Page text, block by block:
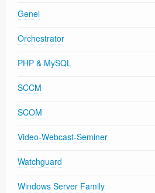
Genel
Orchestrator
PHP & MySQL
SCCM
SCOM
Video-Webcast-Seminer
Watchguard
Windows Server Family